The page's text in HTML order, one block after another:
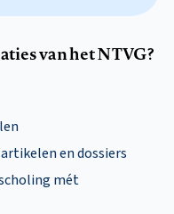
van het NTVG?
en dossiers
mét